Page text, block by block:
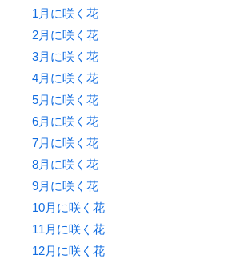
1月に咲く花
2月に咲く花
3月に咲く花
4月に咲く花
5月に咲く花
6月に咲く花
7月に咲く花
8月に咲く花
9月に咲く花
10月に咲く花
11月に咲く花
12月に咲く花